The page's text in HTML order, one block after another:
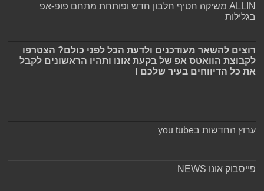
ALLIN משיקה חטיף חלבון חדש ופותחת מתחם פופ-אפ
בגלילות
רוצים להשאר מעודכנים ולדעת הכל לפני כולם? הצטרפו
לקבוצת הוואטס אפ של בקעת אונו ותהיו הראשונים לקבל
את כל הדיווחים בעיר שלכם !
ערוץ החדשות בyou tube
פייסבוק אונו NEWS